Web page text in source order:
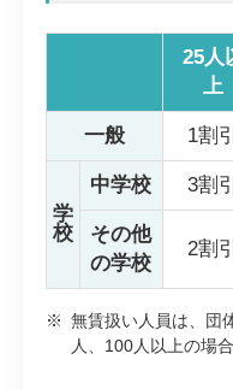
25人
上
一般 1割引
学
校
中学校 3割引
その他
の学校
2割引
※ 無賃扱い人員は、団
人、100人以上の場